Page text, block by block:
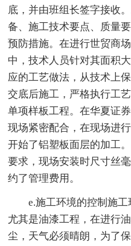
底，并由班组长签字接收
备、施工技术要点、质量
预防措施。在进行世贸商
中，技术人员针对其面积
应的工艺做法，从技术上
交底后施工，严格执行工
单项样板工程。在华夏证
现场紧密配合，在现场进
开始了铝塑板面层的加工
要求，现场安装时尺寸丝
约了管理费用。
e.施工环境的控制施
尤其是油漆工程，在进行
尘，天气必须晴朗，为了